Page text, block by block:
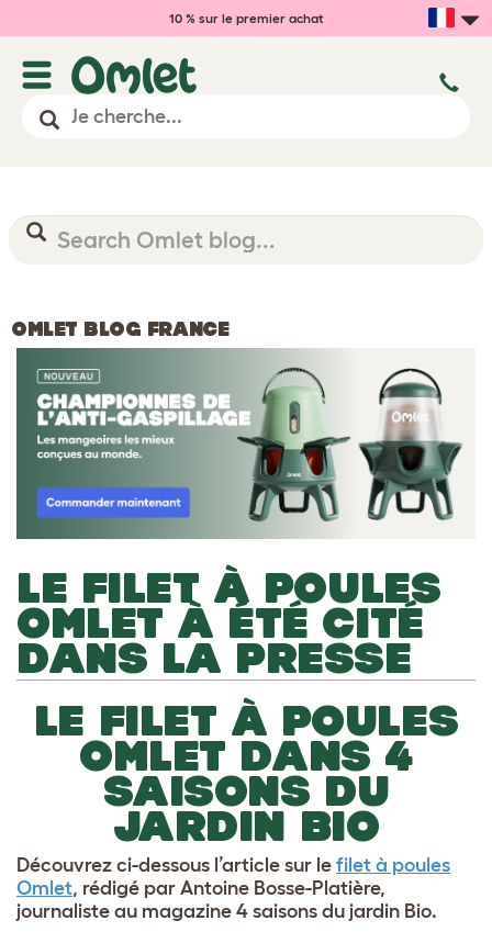
10 % sur le premier achat
OMLET BLOG FRANCE
LE FILET À POULES
OMLET À ÉTÉ CITÉ
DANS LA PRESSE
LE FILET À POULES
OMLET DANS 4
SAISONS DU
JARDIN BIO
Découvrez ci-dessous l’article sur le filet à poules
Omlet, rédigé par Antoine Bosse-Platière,
journaliste au magazine 4 saisons du jardin Bio.